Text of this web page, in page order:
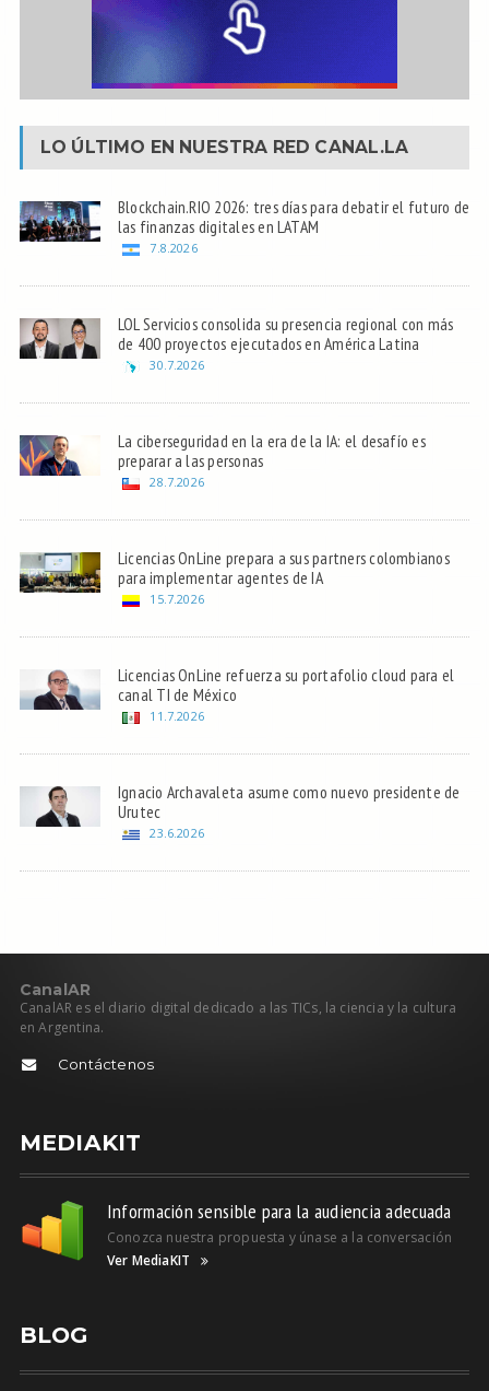
LO ÚLTIMO EN NUESTRA RED CANAL.LA
Blockchain.RIO 2026: tres días para debatir el futuro de
las finanzas digitales en LATAM
7.8.2026
LOL Servicios consolida su presencia regional con más
de 400 proyectos ejecutados en América Latina
30.7.2026
La ciberseguridad en la era de la IA: el desafío es
preparar a las personas
28.7.2026
Licencias OnLine prepara a sus partners colombianos
para implementar agentes de IA
15.7.2026
Licencias OnLine refuerza su portafolio cloud para el
canal TI de México
11.7.2026
Ignacio Archavaleta asume como nuevo presidente de
Urutec
23.6.2026
CanalAR
CanalAR es el diario digital dedicado a las TICs, la ciencia y la cultura
en Argentina.
Contáctenos
MEDIAKIT
Información sensible para la audiencia adecuada
Conozca nuestra propuesta y únase a la conversación
Ver MediaKIT
BLOG